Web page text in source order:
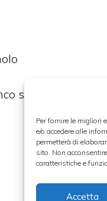
Per fornire le migliori
e/o accedere alle
permetterà di
sito. Non
caratteristiche e
Accetta
secco